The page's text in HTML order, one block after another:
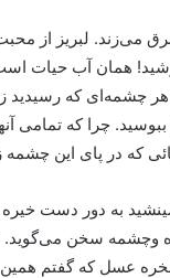
می‌زند. لبریز از
همان آب حیات
هر چشمه‌ای که رسیدید
چرا که تمامی
که در پای این چشمه
به دور دست
سخن می‌گوید.
عسل که گفتم